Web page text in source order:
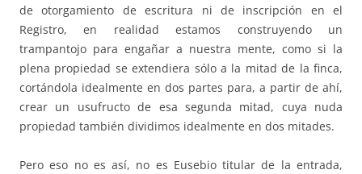
de otorgamiento de escritura ni de inscripción en el
Registro, en realidad estamos construyendo un
trampantojo para engañar a nuestra mente, como si la
plena propiedad se extendiera sólo a la mitad de la finca,
cortándola idealmente en dos partes para, a partir de ahí,
crear un usufructo de esa segunda mitad, cuya nuda
propiedad también dividimos idealmente en dos mitades.
Pero eso no es así, no es Eusebio titular de la entrada,